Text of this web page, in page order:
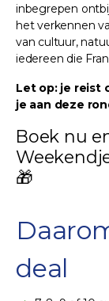
inbegrepen
het verkennen
van cultuur,
iedereen die
Let op: je reist
je aan deze
Boek nu
🎁
deal